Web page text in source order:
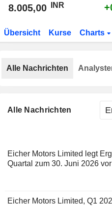
8.005,00 INR
Übersicht Kurse Charts
Alle Nachrichten
Eicher Motors Limited legt
Quartal zum 30. Juni 2026 vor
Eicher Motors Limited, Q1
Alle Nachrichten